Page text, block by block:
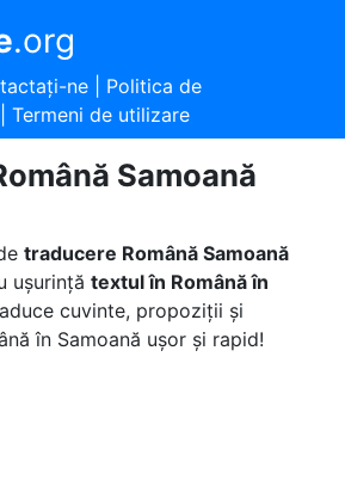
.org
ne| Politica de
Termeni de utilizare
Samoană
traducere Română Samoană
ușurință textul în Română în
cuvinte, propoziții și
în Samoană ușor și rapid!